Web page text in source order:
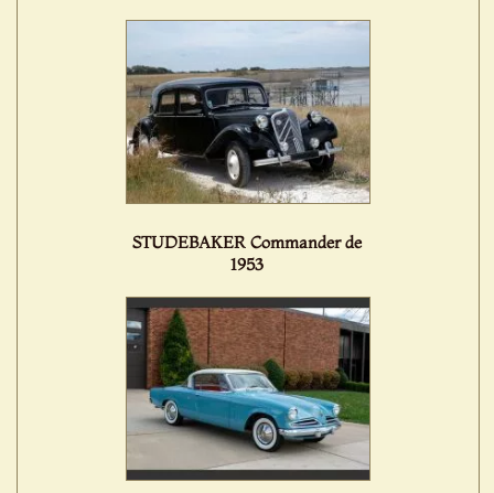
STUDEBAKER Commander de
1953